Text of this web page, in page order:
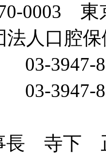
東京
人口腔保
下 正